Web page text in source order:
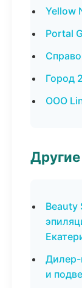
Yellow
Portal
Город
ООО
Beauty
Дилер-
и